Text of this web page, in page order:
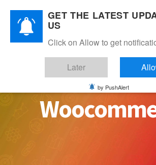
Skip
content
GET THE LATEST
US
Click on Allow to get
Later
by PushAlert